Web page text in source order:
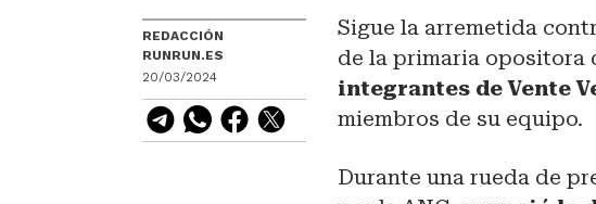
REDACCIÓN
RUNRUN.ES
20/03/2024
Sigue la arremetida
de la primaria opositora
integrantes de Vente
miembros de su equipo.
Durante una rueda de